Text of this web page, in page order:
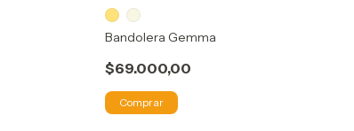
Bandolera Gemma
$69.000,00
Comprar